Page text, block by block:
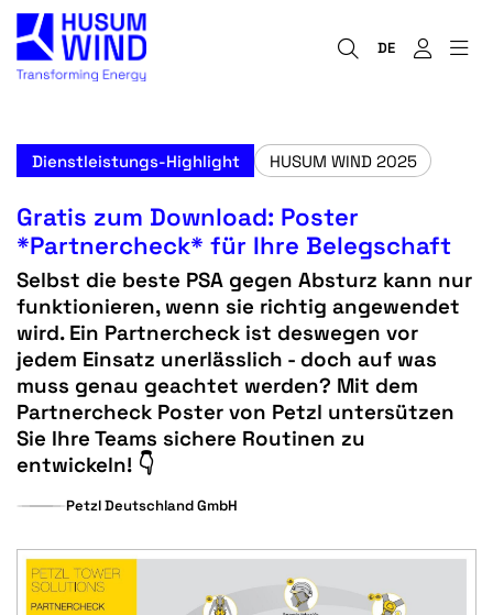
DE
Dienstleistungs-Highlight HUSUM WIND 2025
Gratis zum Download: Poster
*Partnercheck* für Ihre Belegschaft
Selbst die beste PSA gegen Absturz kann nur
funktionieren, wenn sie richtig angewendet
wird. Ein Partnercheck ist deswegen vor
jedem Einsatz unerlässlich - doch auf was
muss genau geachtet werden? Mit dem
Partnercheck Poster von Petzl untersützen
Sie Ihre Teams sichere Routinen zu
entwickeln! 👇
Petzl Deutschland GmbH